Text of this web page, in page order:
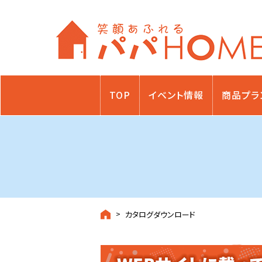
TOP イベント情報 商品プラ
カタログダウンロード